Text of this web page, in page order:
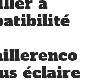
éclaire